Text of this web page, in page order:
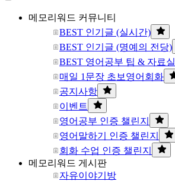
메모리워드 커뮤니티
BEST 인기글 (실시간)
BEST 인기글 (명예의 전당)
BEST 영어공부 팁 & 자료실
매일 1문장 초보영어회화
공지사항
이벤트
영어공부 인증 챌린지
영어말하기 인증 챌린지
회화 수업 인증 챌린지
메모리워드 게시판
자유이야기방